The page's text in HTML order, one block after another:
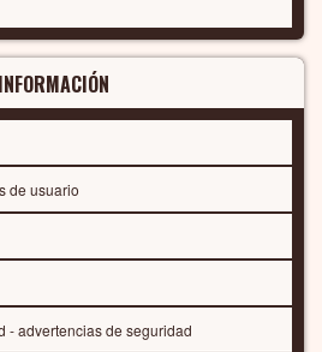
INFORMACIÓN
de usuario
- advertencias de seguridad